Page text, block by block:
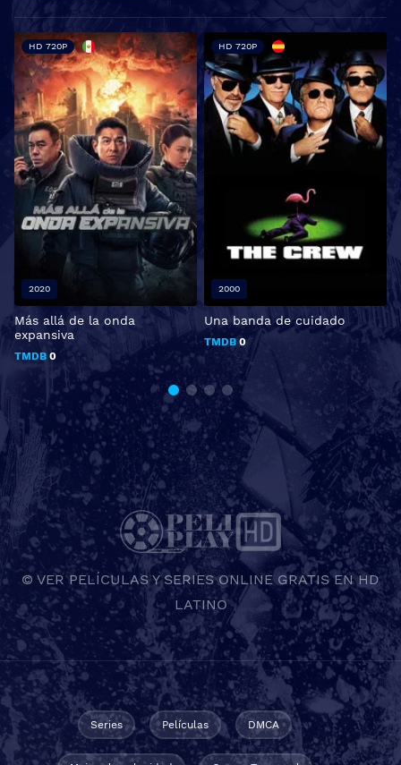
Más allá de la onda
expansiva
TMDB 0
HD 720P
2020
Una banda de cuidado
TMDB 0
HD 720P
2000
© VER PELÍCULAS Y SERIES ONLINE GRATIS EN HD
LATINO
Series Películas DMCA